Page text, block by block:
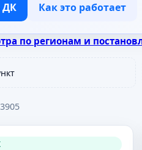
ДК Как это работает
по регионам и